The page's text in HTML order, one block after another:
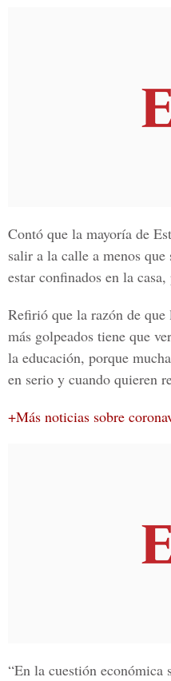
Contó que la mayoría de
salir a la calle a menos
estar confinados en la
Refirió que la razón de
más golpeados tiene que
la educación, porque
en serio y cuando quieren
+Más noticias sobre
“En la cuestión económica